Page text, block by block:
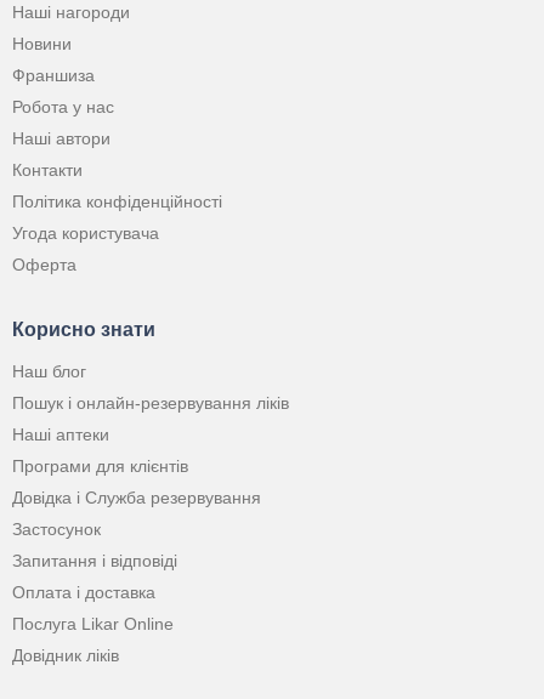
Наші нагороди
Новини
Франшиза
Робота у нас
Наші автори
Контакти
Політика конфіденційності
Угода користувача
Оферта
Корисно знати
Наш блог
Пошук і онлайн-резервування ліків
Наші аптеки
Програми для клієнтів
Довідка і Служба резервування
Застосунок
Запитання і відповіді
Оплата і доставка
Послуга Likar Online
Довідник ліків